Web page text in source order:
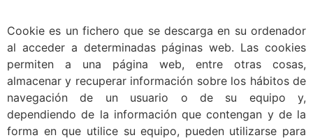
Cookie es un fichero que se descarga en su ordenador
al acceder a determinadas páginas web. Las cookies
permiten a una página web, entre otras cosas,
almacenar y recuperar información sobre los hábitos de
navegación de un usuario o de su equipo y,
dependiendo de la información que contengan y de la
forma en que utilice su equipo, pueden utilizarse para